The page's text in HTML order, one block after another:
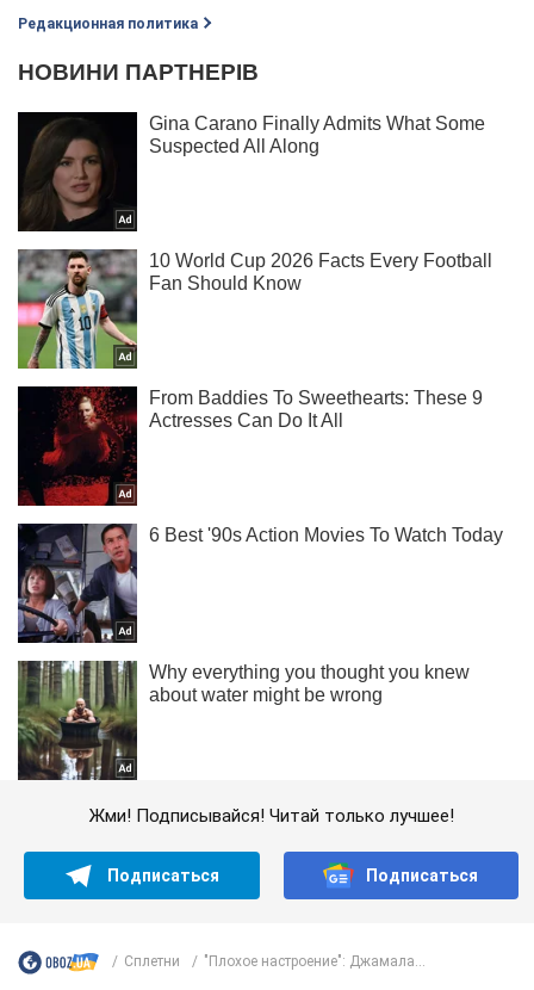
Редакционная политика
Жми! Подписывайся! Читай только лучшее!
Подписаться Подписаться
Сплетни "Плохое настроение": Джамала...